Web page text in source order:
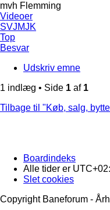
mvh Flemming
Videoer
SVJMJK
Top
Besvar
Udskriv emne
1 indlæg • Side 1 af 1
Tilbage til "Køb, salg,
Boardindeks
Alle tider er
Slet cookies
Copyright Baneforum -